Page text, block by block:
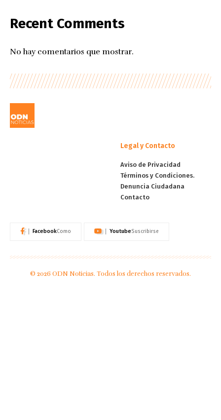
Recent Comments
No hay comentarios que mostrar.
Legal y Contacto
Aviso de Privacidad
Términos y Condiciones.
Denuncia Ciudadana
Contacto
FacebookComo YoutubeSuscribirse
© 2026 ODN Noticias. Todos los derechos reservados.